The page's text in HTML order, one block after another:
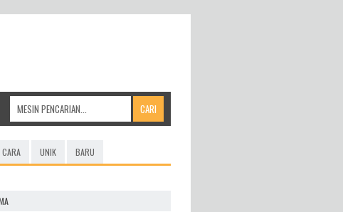
CARA UNIK BARU